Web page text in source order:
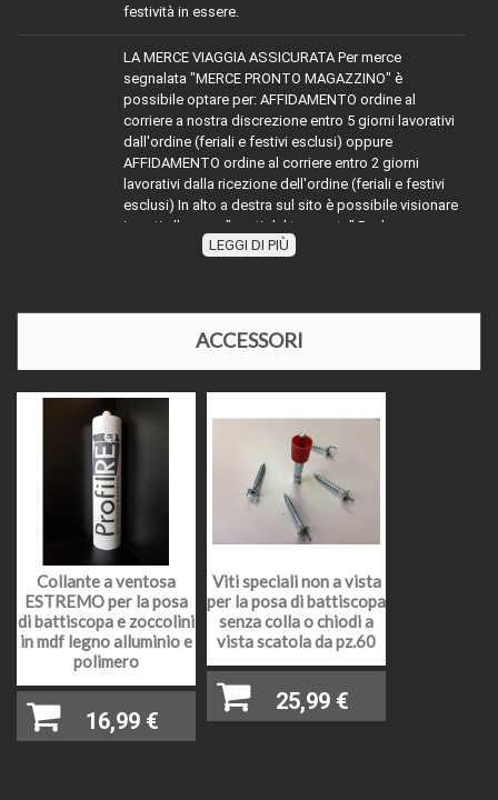
festività in essere.
LA MERCE VIAGGIA ASSICURATA Per merce
segnalata "MERCE PRONTO MAGAZZINO" è
possibile optare per: AFFIDAMENTO ordine al
corriere a nostra discrezione entro 5 giorni lavorativi
dall'ordine (feriali e festivi esclusi) oppure
AFFIDAMENTO ordine al corriere entro 2 giorni
lavorativi dalla ricezione dell'ordine (feriali e festivi
esclusi) In alto a destra sul sito è possibile visionare
i costi alla voce "costi del trasporto" Per la merce
con diciture diverse da MERCE PRONTO
evaso 2 giorni lavorativi) ai tempi dell'affidamento al
corriere richiesto, oppure contattarci
telefonicamente o via mail per disponibilità e relativi
tempi di affidamento al corriere. Nel periodo di
Agosto e nelle festività natalizie l'affidamento della
merce ai corrieri potrebbe slittare causa chiusura
impianti di produzione o festività in essere.
PREZZI E IVA
Il prezzo come indicato, si intende al metro lineare
(salvo indicazioni diverse) e comprensivo di iva al
22%, il prodotto facendo parte dei prodotti definiti
"materia prima" ed essendo una sola cessione
senza la posa in opera, deve essere assoggettato
con iva al 22%, non è possibile avere un iva
agevolata ma è possibile inserirlo nella detrazione
fiscale.
DESCRIZIONE Battiscopa in legno impiallacciato vero legno Wengè
MATERIALE Multistrato di legno
LEGGI DI PIÙ
ACCESSORI
Collante a ventosa
ESTREMO per la posa
di battiscopa e zoccolini
in mdf legno alluminio e
polimero
16,99 €
Viti speciali non a vista
per la posa di battiscopa
senza colla o chiodi a
vista scatola da pz.60
25,99 €